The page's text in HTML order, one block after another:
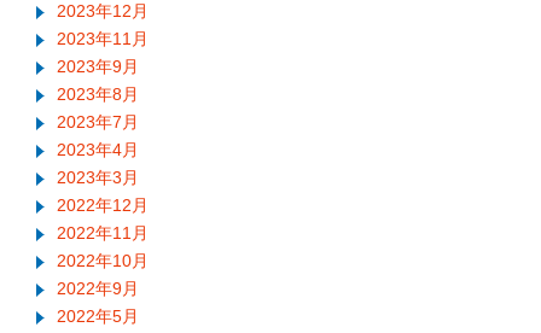
2023年12月
2023年11月
2023年9月
2023年8月
2023年7月
2023年4月
2023年3月
2022年12月
2022年11月
2022年10月
2022年9月
2022年5月